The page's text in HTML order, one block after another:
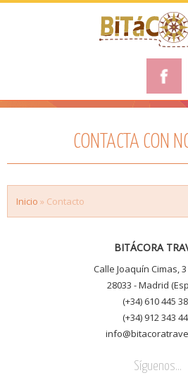
CONTACTA CON
Inicio » Contacto
BITÁCORA
Calle Joaquín Cimas, 3
28033 - Madrid
(+34) 610 445
(+34) 912 343
Síguenos...